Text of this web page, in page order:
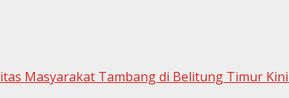
Masyarakat Tambang di Belitung Timur